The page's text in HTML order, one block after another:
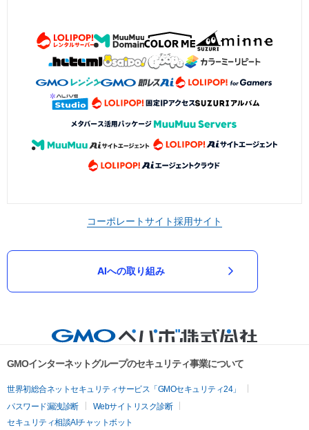
コーポレートサイト採用サイト
AIへの取り組み
GMOインターネットグループのセキュリティ事業について
世界初総合ネットセキュリティサービス「GMOセキュリティ24」
パスワード漏洩診断
Webサイトリスク診断
セキュリティ相談AIチャットボット